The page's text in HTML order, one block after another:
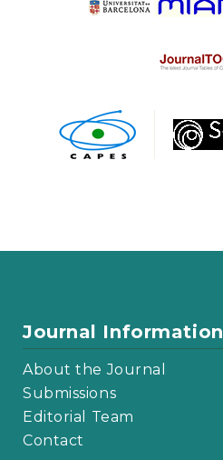
Journal Information
About the Journal
Submissions
Editorial Team
Contact